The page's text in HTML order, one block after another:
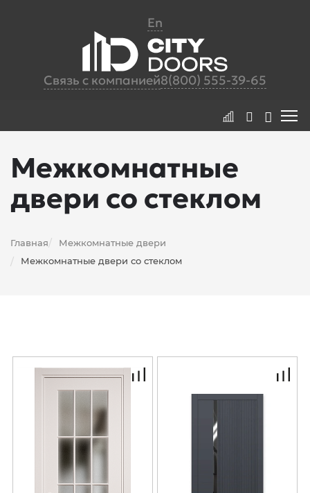
En
Связь с компанией8(800) 555-39-65
Межкомнатные
двери со стеклом
Главная/ Межкомнатные двери
/ Межкомнатные двери со стеклом